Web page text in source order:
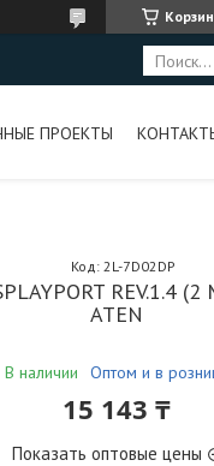
ПРОЕКТЫ
REV.1.4
ATEN
В наличии Оптом и в
Код: 2L-7D02DP
15 143 ₸
Показать оптовые цены